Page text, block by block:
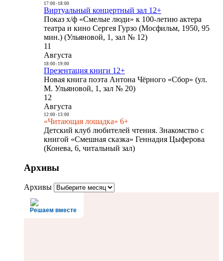
17:00- 18:00
Виртуальный концертный зал 12+
Показ х/ф «Смелые люди» к 100-летию актера
театра и кино Сергея Гурзо (Мосфильм, 1950, 95
мин.) (Ульяновой, 1, зал № 12)
11
Августа
18:00- 19:00
Презентация книги 12+
Новая книга поэта Антона Чёрного «Сбор» (ул.
М. Ульяновой, 1, зал № 20)
12
Августа
12:00- 13:00
«Читающая лошадка» 6+
Детский клуб любителей чтения. Знакомство с
книгой «Смешная сказка» Геннадия Цыферова
(Конева, 6, читальный зал)
Архивы
Архивы
Решаем вместе